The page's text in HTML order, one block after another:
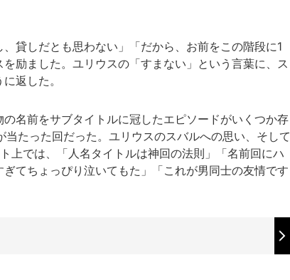
貸しだとも思わない」「だから、お前をこの階段に1
励ました。ユリウスの「すまない」という言葉に、ス
返した。
名前をサブタイトルに冠したエピソードがいくつか存
たった回だった。ユリウスのスバルへの思い、そして
上では、「人名タイトルは神回の法則」「名前回にハ
てちょっぴり泣いてもた」「これが男同士の友情です